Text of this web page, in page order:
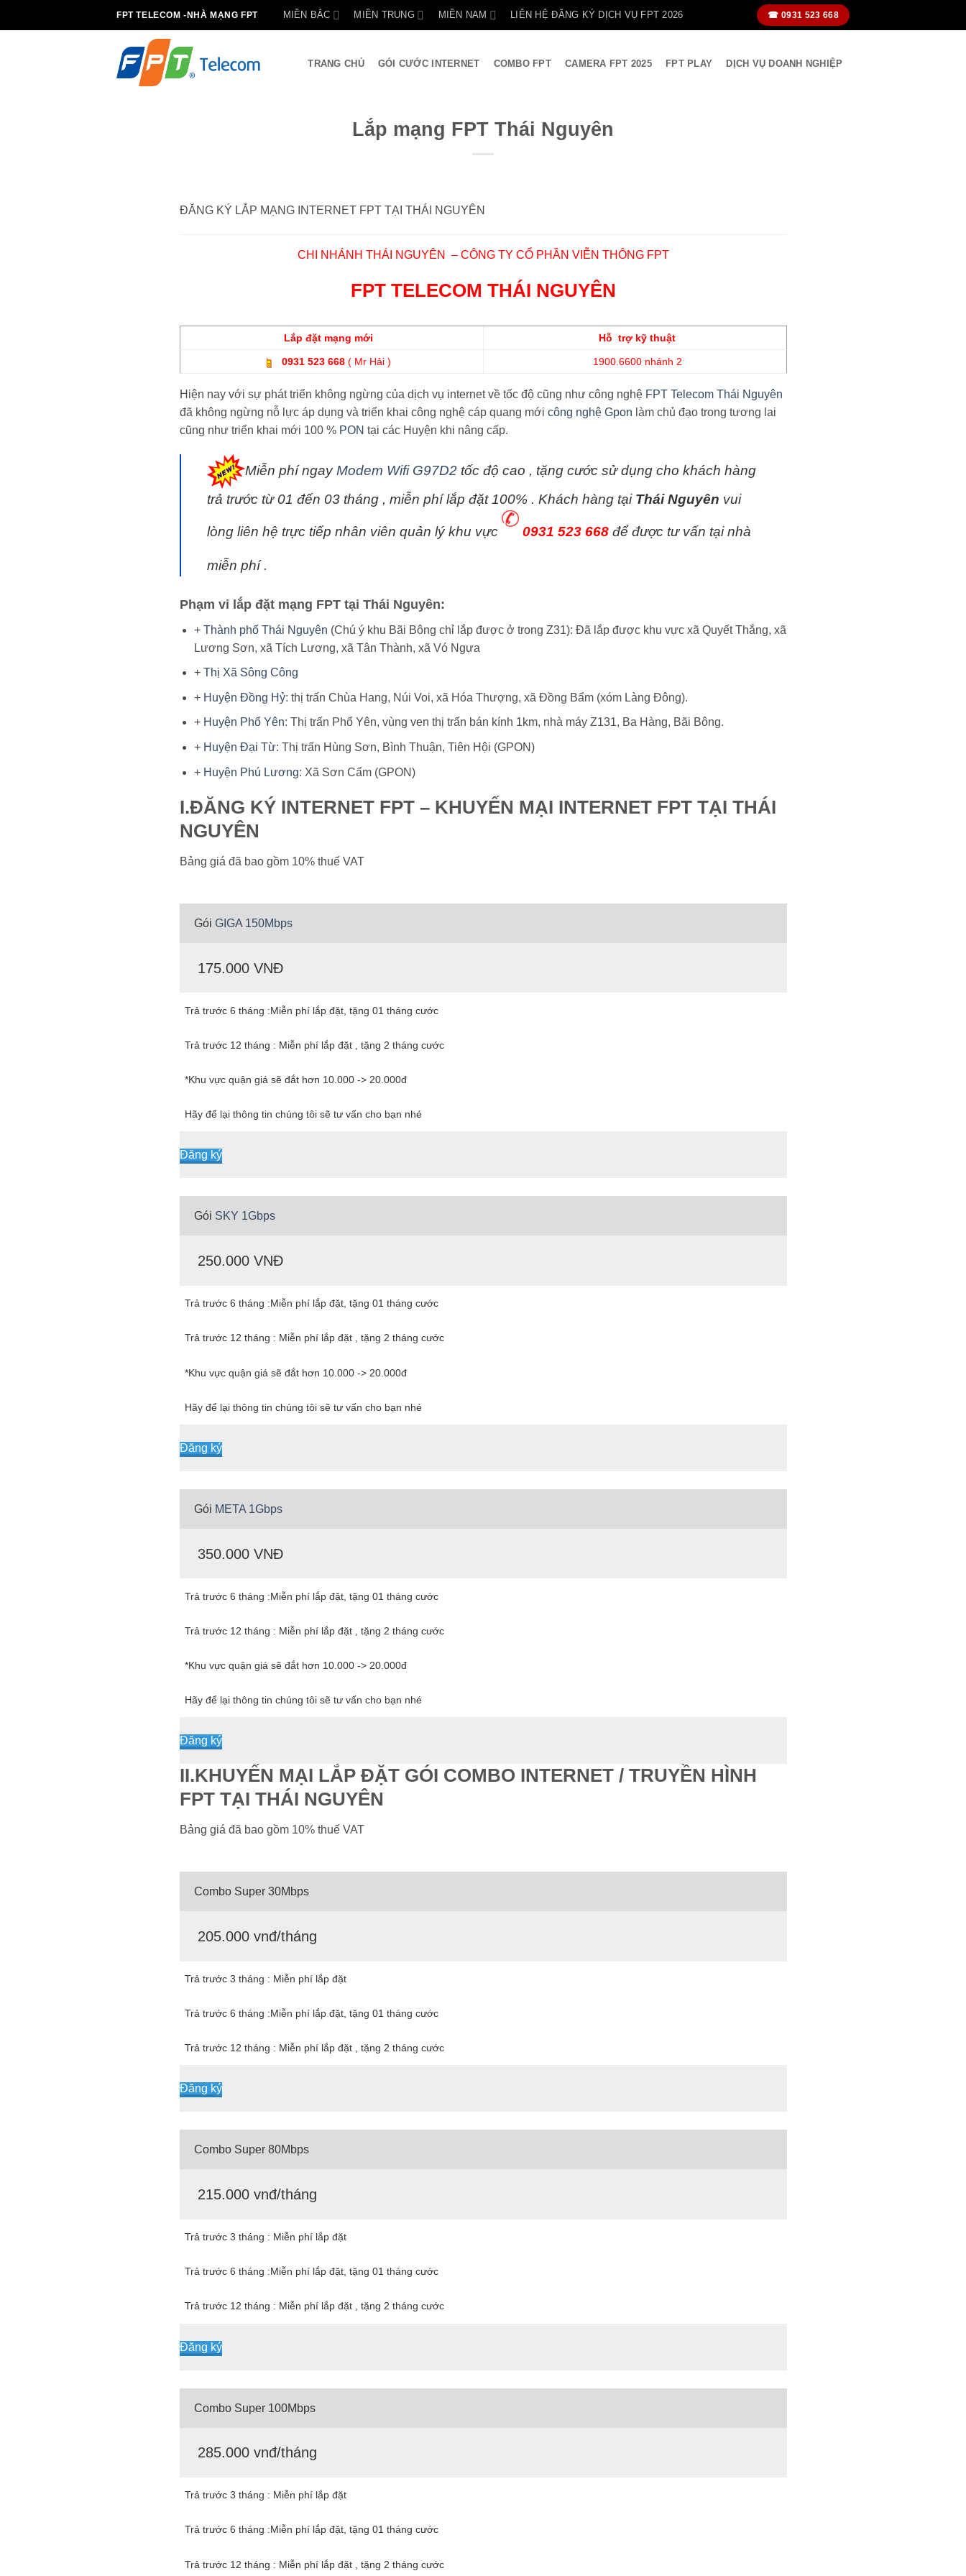
FPT TELECOM -NHÀ MẠNG FPT MIỀN BẮC MIỀN TRUNG MIỀN NAM LIÊN HỆ ĐĂNG KÝ DỊCH VỤ FPT 2026 ☎ 0931 523 668
TRANG CHỦ GÓI CƯỚC INTERNET COMBO FPT CAMERA FPT 2025 FPT PLAY DỊCH VỤ DOANH NGHIỆP
Lắp mạng FPT Thái Nguyên
ĐĂNG KÝ LẮP MẠNG INTERNET FPT TẠI THÁI NGUYÊN
CHI NHÁNH THÁI NGUYÊN – CÔNG TY CỔ PHẦN VIỄN THÔNG FPT
FPT TELECOM THÁI NGUYÊN
Lắp đặt mạng mới Hỗ trợ kỹ thuật
0931 523 668 ( Mr Hải ) 1900.6600 nhánh 2
Hiện nay với sự phát triển không ngừng của dịch vụ internet về tốc độ cũng như công nghệ FPT Telecom Thái Nguyên
đã không ngừng nỗ lực áp dụng và triển khai công nghệ cáp quang mới công nghệ Gpon làm chủ đạo trong tương lai
cũng như triển khai mới 100 % PON tại các Huyện khi nâng cấp.
Miễn phí ngayModem Wifi G97D2tốc độ cao , tặng cước sử dụng cho khách hàng
trả trước từ 01 đến 03 tháng , miễn phí lắp đặt 100% . Khách hàng tại Thái Nguyên vui
lòng liên hệ trực tiếp nhân viên quản lý khu vực 0931 523 668 để được tư vấn tại nhà
miễn phí .
Phạm vi lắp đặt mạng FPT tại Thái Nguyên:
+Thành phố Thái Nguyên (Chú ý khu Bãi Bông chỉ lắp được ở trong Z31): Đã lắp được khu vực xã Quyết Thắng, xã
Lương Sơn, xã Tích Lương, xã Tân Thành, xã Vó Ngựa
+Thị Xã Sông Công
+ Huyện Đồng Hỷ: thị trấn Chùa Hang, Núi Voi, xã Hóa Thượng, xã Đồng Bẩm (xóm Làng Đông).
+ Huyện Phổ Yên: Thị trấn Phổ Yên, vùng ven thị trấn bán kính 1km, nhà máy Z131, Ba Hàng, Bãi Bông.
+ Huyện Đại Từ: Thị trấn Hùng Sơn, Bình Thuận, Tiên Hội (GPON)
+ Huyện Phú Lương: Xã Sơn Cẩm (GPON)
I.ĐĂNG KÝ INTERNET FPT – KHUYẾN MẠI INTERNET FPT TẠI THÁI
NGUYÊN
Bảng giá đã bao gồm 10% thuế VAT
Gói GIGA 150Mbps
175.000 VNĐ
Trả trước 6 tháng :Miễn phí lắp đặt, tặng 01 tháng cước
Trả trước 12 tháng : Miễn phí lắp đặt , tặng 2 tháng cước
*Khu vực quận giá sẽ đắt hơn 10.000 -> 20.000đ
Hãy để lại thông tin chúng tôi sẽ tư vấn cho bạn nhé
Đăng ký
Gói SKY 1Gbps
250.000 VNĐ
Trả trước 6 tháng :Miễn phí lắp đặt, tặng 01 tháng cước
Trả trước 12 tháng : Miễn phí lắp đặt , tặng 2 tháng cước
*Khu vực quận giá sẽ đắt hơn 10.000 -> 20.000đ
Hãy để lại thông tin chúng tôi sẽ tư vấn cho bạn nhé
Đăng ký
Gói META 1Gbps
350.000 VNĐ
Trả trước 6 tháng :Miễn phí lắp đặt, tặng 01 tháng cước
Trả trước 12 tháng : Miễn phí lắp đặt , tặng 2 tháng cước
*Khu vực quận giá sẽ đắt hơn 10.000 -> 20.000đ
Hãy để lại thông tin chúng tôi sẽ tư vấn cho bạn nhé
Đăng ký
II.KHUYẾN MẠI LẮP ĐẶT GÓI COMBO INTERNET / TRUYỀN HÌNH
FPT TẠI THÁI NGUYÊN
Bảng giá đã bao gồm 10% thuế VAT
Combo Super 30Mbps
205.000 vnđ/tháng
Trả trước 3 tháng : Miễn phí lắp đặt
Trả trước 6 tháng :Miễn phí lắp đặt, tặng 01 tháng cước
Trả trước 12 tháng : Miễn phí lắp đặt , tặng 2 tháng cước
Đăng ký
Combo Super 80Mbps
215.000 vnđ/tháng
Trả trước 3 tháng : Miễn phí lắp đặt
Trả trước 6 tháng :Miễn phí lắp đặt, tặng 01 tháng cước
Trả trước 12 tháng : Miễn phí lắp đặt , tặng 2 tháng cước
Đăng ký
Combo Super 100Mbps
285.000 vnđ/tháng
Trả trước 3 tháng : Miễn phí lắp đặt
Trả trước 6 tháng :Miễn phí lắp đặt, tặng 01 tháng cước
Trả trước 12 tháng : Miễn phí lắp đặt , tặng 2 tháng cước